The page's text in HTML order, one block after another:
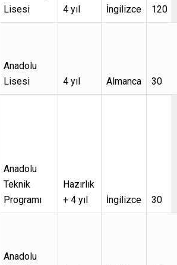
Lisesi
4 yıl İngilizce 120
Anadolu
Lisesi
4 yıl Almanca 30
Anadolu
Teknik
Programı
Hazırlık
+ 4 yıl
İngilizce 30
Anadolu